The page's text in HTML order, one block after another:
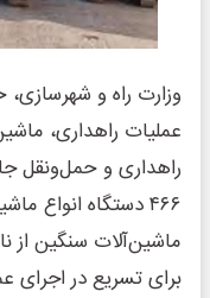
وزارت راه و
عملیات راهداری،
راهداری و حمل‌ونقل
ماشین‌آلات سنگین از
برای تسریع در اجرای